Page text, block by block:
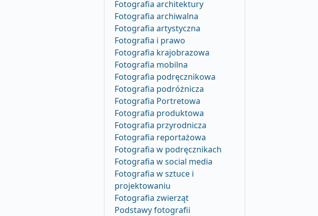
Fotografia architektury
Fotografia archiwalna
Fotografia artystyczna
Fotografia i prawo
Fotografia krajobrazowa
Fotografia mobilna
Fotografia podręcznikowa
Fotografia podróżnicza
Fotografia Portretowa
Fotografia produktowa
Fotografia przyrodnicza
Fotografia reportażowa
Fotografia w podręcznikach
Fotografia w social media
Fotografia w sztuce i
projektowaniu
Fotografia zwierząt
Podstawy fotografii